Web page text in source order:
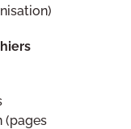
(pages